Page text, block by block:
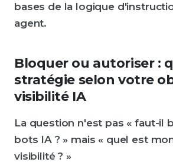
bases de la logique
agent.
Bloquer ou autoriser :
stratégie selon votre
visibilité IA
La question n'est pas « faut-il
bots IA ? » mais « quel est
visibilité ? »